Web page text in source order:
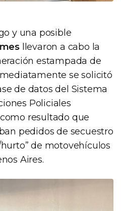
y una posible
llevaron a cabo la
estampada de
se solicitó
de datos del Sistema
Policiales
resultado que
pedidos de secuestro
de motovehículos
Aires.